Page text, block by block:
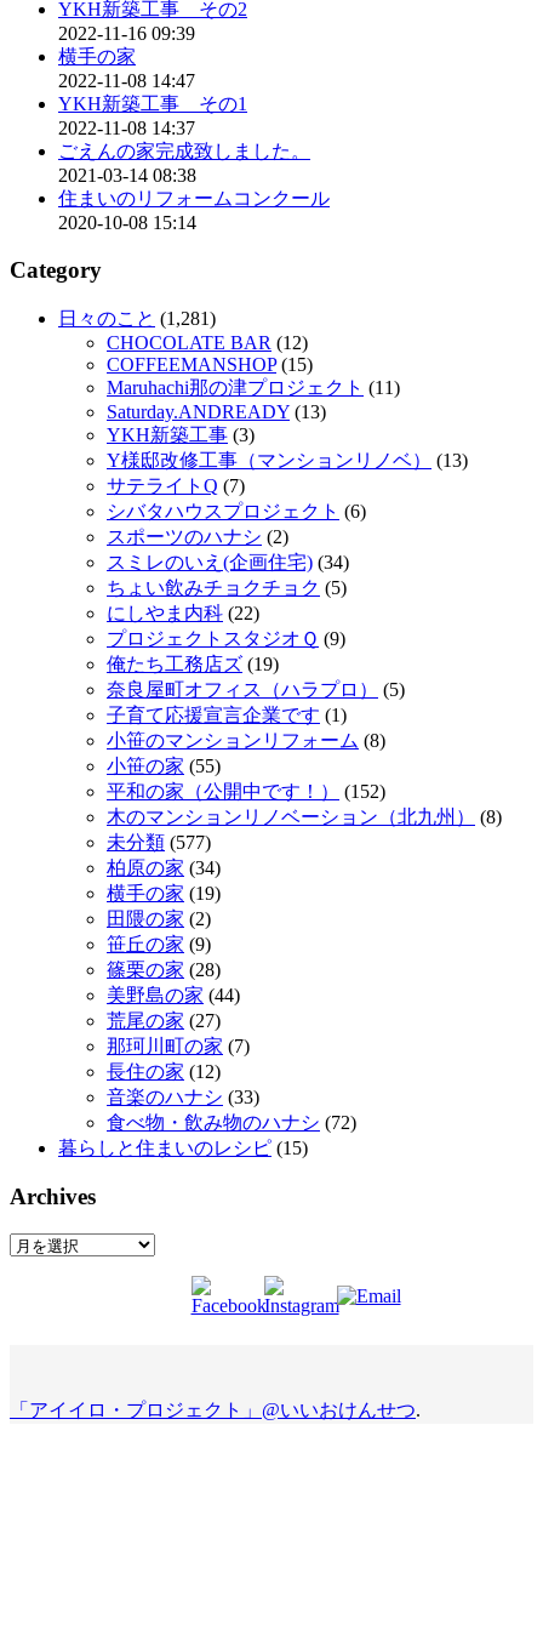
YKH新築工事 その2
2022-11-16 09:39
横手の家
2022-11-08 14:47
YKH新築工事 その1
2022-11-08 14:37
ごえんの家完成致しました。
2021-03-14 08:38
住まいのリフォームコンクール
2020-10-08 15:14
Category
日々のこと (1,281)
CHOCOLATE BAR (12)
COFFEEMANSHOP(15)
Maruhachi那の津プロジェクト (11)
Saturday.ANDREADY (13)
YKH新築工事 (3)
Y様邸改修工事（マンションリノベ）
(13)
サテライトQ (7)
シバタハウスプロジェクト (6)
スポーツのハナシ (2)
スミレのいえ(企画住宅) (34)
ちょい飲みチョクチョク (5)
にしやま内科 (22)
プロジェクトスタジオＱ (9)
俺たち工務店ズ (19)
奈良屋町オフィス（ハラプロ）
(5)
子育て応援宣言企業です (1)
小笹のマンションリフォーム (8)
小笹の家 (55)
平和の家（公開中です！）
(152)
木のマンションリノベーション（北九州）
(8)
未分類 (577)
柏原の家 (34)
横手の家 (19)
田隈の家 (2)
笹丘の家 (9)
篠栗の家 (28)
美野島の家 (44)
荒尾の家 (27)
那珂川町の家 (7)
長住の家 (12)
音楽のハナシ (33)
食べ物・飲み物のハナシ (72)
暮らしと住まいのレシピ (15)
Archives
Archives
「アイイロ・プロジェクト」@いいおけんせつ.